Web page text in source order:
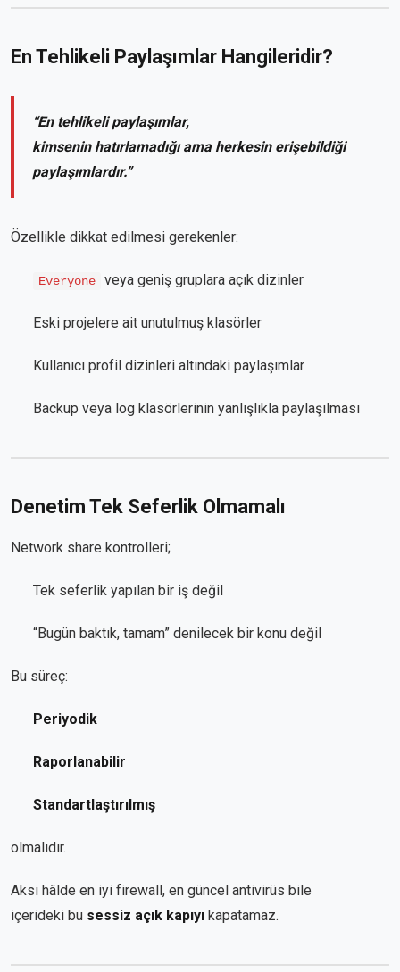
En Tehlikeli Paylaşımlar Hangileridir?
“En tehlikeli paylaşımlar,
kimsenin hatırlamadığı ama herkesin erişebildiği
paylaşımlardır.”
Özellikle dikkat edilmesi gerekenler:
Everyone veya geniş gruplara açık dizinler
Eski projelere ait unutulmuş klasörler
Kullanıcı profil dizinleri altındaki paylaşımlar
Backup veya log klasörlerinin yanlışlıkla paylaşılması
Denetim Tek Seferlik Olmamalı
Network share kontrolleri;
Tek seferlik yapılan bir iş değil
“Bugün baktık, tamam” denilecek bir konu değil
Bu süreç:
Periyodik
Raporlanabilir
Standartlaştırılmış
olmalıdır.
Aksi hâlde en iyi firewall, en güncel antivirüs bile
içerideki bu sessiz açık kapıyı kapatamaz.